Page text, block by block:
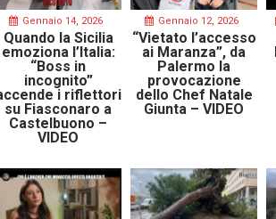
Gennaio 14, 2026
Quando la Sicilia
emoziona l’Italia:
“Boss in
incognito”
i riflettori
su Fiasconaro a
Castelbuono –
VIDEO
Gennaio 12, 2026
“Vietato l’accesso
ai Maranza”, da
Palermo la
provocazione
dello Chef Natale
Giunta – VIDEO